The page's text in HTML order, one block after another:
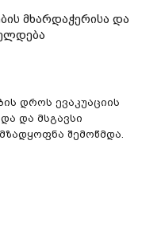
მხარდაჭერისა და
დროს ევაკუაციის
და მსგავსი
შემოწმდა.